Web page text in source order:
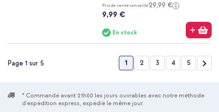
Prix de vente conseillé29,99 €
9,99 €
En stock
Page 1 sur 5 PageVous lisez actuellement la
1 Page
2 Page
3 Page
4 Page
5
* Commandé avant 21h00 les jours ouvrables avec notre méthode
d'expédition express, expédié le même jour.